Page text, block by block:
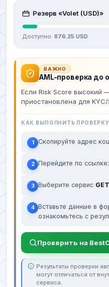
Резерв «Volet (USD)»
Доступно: 876.25 USD
ВАЖНО
AML-проверка до
Если Risk Score высокий
приостановлена для
КАК ВЫПОЛНИТЬ
1 Скопируйте адрес
2 Перейдите по ссылке:
3 Выберите сервис
4 Вставьте данные в
ознакомьтесь с
Проверить на
Результаты проверки
могут отличаться от
сервиса.